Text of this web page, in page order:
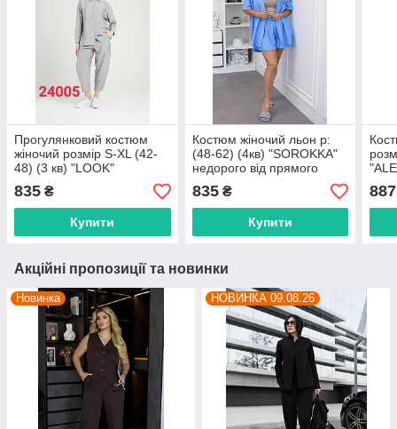
Прогулянковий костюм
жіночий розмір S-XL (42-
48) (3 кв) "LOOK"
недорого від прямого
постачальника
835 ₴
Купити
Костюм жіночий льон р:
(48-62) (4кв) "SOROKKA"
недорого від прямого
постачальника
835₴
Купити
від
887
Акційні пропозиції та новинки
Новинка НОВИНКА 09.08.26